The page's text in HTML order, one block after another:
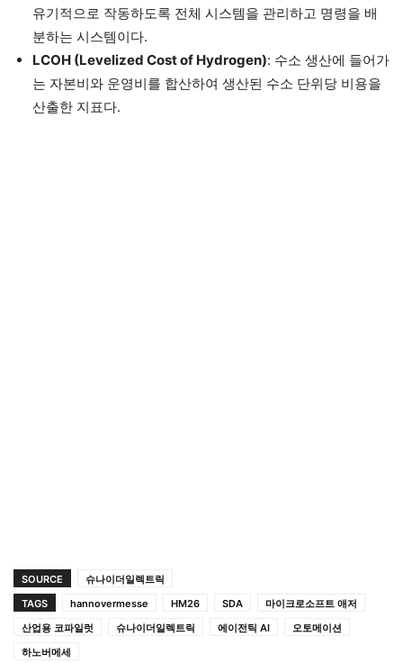
유기적으로 작동하도록 전체 시스템을 관리하고 명령을 배
분하는 시스템이다.
LCOH (Levelized Cost of Hydrogen): 수소 생산에 들어가
는 자본비와 운영비를 합산하여 생산된 수소 단위당 비용을
산출한 지표다.
SOURCE
슈나이더일렉트릭
TAGS
hannovermesse HM26 SDA
마이크로소프트 애저
산업용 코파일럿
슈나이더일렉트릭 에이전틱 AI
오토메이션
하노버메세